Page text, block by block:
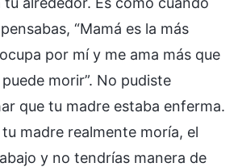
“Mamá es la más
por mí y me ama más que
morir”. No pudiste
que tu madre estaba enferma.
tu madre realmente moría, el
y no tendrías manera de